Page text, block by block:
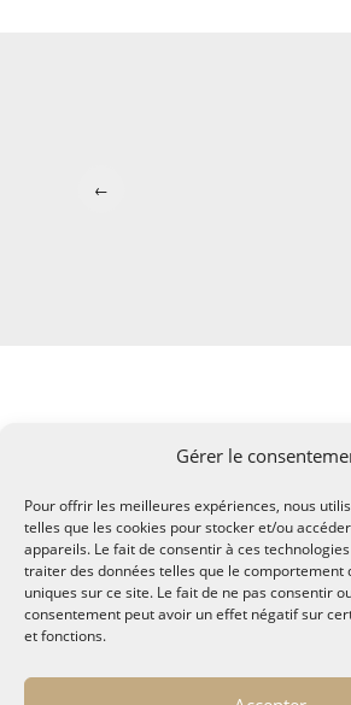
Gérer le
Pour offrir les meilleures expériences, nous
telles que les cookies pour stocker et/ou
appareils. Le fait de consentir à ces
traiter des données telles que le comportement
uniques sur ce site. Le fait de ne pas consentir
consentement peut avoir un effet négatif sur
et fonctions.
←
© MALTAE, Mémoire A Lire, Territoire